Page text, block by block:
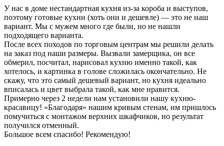
У нас в доме нестандартная кухня из-за короба и выступов,
поэтому готовые кухни (хоть они и дешевле) — это не наш
вариант. Мы с мужем много где были, но не нашли
подходящего варианта.
После всех походов по торговым центрам мы решили делать
на заказ под наши размеры. Вызвали замерщика, он все
обмерил, посчитал, нарисовал кухню именно такой, как
хотелось, и картинка в голове сложилась окончательно. Не
скажу, что это самый дешевый вариант, но кухня идеально
вписалась и цвет выбрала такой, как мне нравится.
Примерно через 2 недели нам установили нашу кухню-
красавицу! «Благодаря» нашим кривым стенам, им пришлось
помучиться с монтажом верхних шкафчиков, но результат
получился отменный.
Большое всем спасибо! Рекомендую!